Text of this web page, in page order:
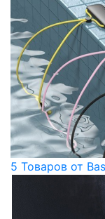
5 Товаров от